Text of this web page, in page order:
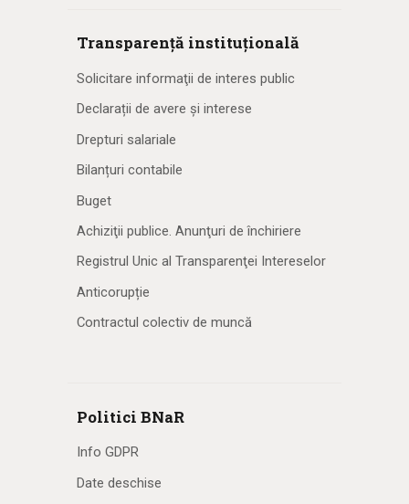
Transparență instituțională
Solicitare informaţii de interes public
Declarații de avere și interese
Drepturi salariale
Bilanțuri contabile
Buget
Achiziţii publice. Anunţuri de închiriere
Registrul Unic al Transparenţei Intereselor
Anticorupție
Contractul colectiv de muncă
Politici BNaR
Info GDPR
Date deschise